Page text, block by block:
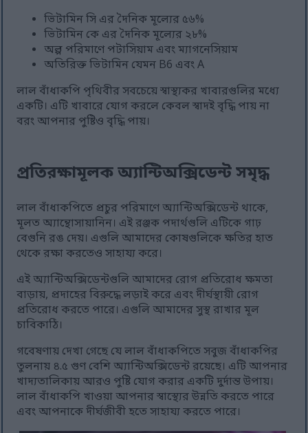
ভিটামিন সি এর দৈনিক মূল্যের ৫৬%
ভিটামিন কে এর দৈনিক মূল্যের ২৮%
অল্প পরিমাণে পটাসিয়াম এবং ম্যাগনেসিয়াম
অতিরিক্ত ভিটামিন যেমন B6 এবং A
লাল বাঁধাকপি পৃথিবীর সবচেয়ে স্বাস্থ্যকর খাবারগুলির মধ্যে
একটি। এটি খাবারে যোগ করলে কেবল স্বাদই বৃদ্ধি পায় না
বরং আপনার পুষ্টিও বৃদ্ধি পায়।
প্রতিরক্ষামূলক অ্যান্টিঅক্সিডেন্ট সমৃদ্ধ
লাল বাঁধাকপিতে প্রচুর পরিমাণে অ্যান্টিঅক্সিডেন্ট থাকে,
মূলত অ্যান্থোসায়ানিন। এই রঞ্জক পদার্থগুলি এটিকে গাঢ়
বেগুনি রঙ দেয়। এগুলি আমাদের কোষগুলিকে ক্ষতির হাত
থেকে রক্ষা করতেও সাহায্য করে।
এই অ্যান্টিঅক্সিডেন্টগুলি আমাদের রোগ প্রতিরোধ ক্ষমতা
বাড়ায়, প্রদাহের বিরুদ্ধে লড়াই করে এবং দীর্ঘস্থায়ী রোগ
প্রতিরোধ করতে পারে। এগুলি আমাদের সুস্থ রাখার মূল
চাবিকাঠি।
গবেষণায় দেখা গেছে যে লাল বাঁধাকপিতে সবুজ বাঁধাকপির
তুলনায় ৪.৫ গুণ বেশি অ্যান্টিঅক্সিডেন্ট রয়েছে। এটি আপনার
খাদ্যতালিকায় আরও পুষ্টি যোগ করার একটি দুর্দান্ত উপায়।
লাল বাঁধাকপি খাওয়া আপনার স্বাস্থ্যের উন্নতি করতে পারে
এবং আপনাকে দীর্ঘজীবী হতে সাহায্য করতে পারে।